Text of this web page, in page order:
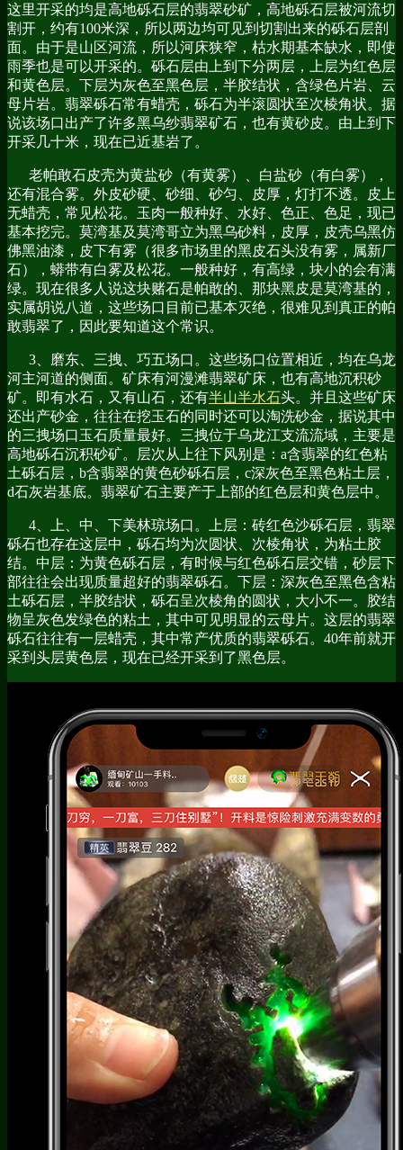
这里开采的均是高地砾石层的翡翠砂矿，高地砾石层被河流切
割开，约有100米深，所以两边均可见到切割出来的砾石层剖
面。由于是山区河流，所以河床狭窄，枯水期基本缺水，即使
雨季也是可以开采的。砾石层由上到下分两层，上层为红色层
和黄色层。下层为灰色至黑色层，半胶结状，含绿色片岩、云
母片岩。翡翠砾石常有蜡壳，砾石为半滚圆状至次棱角状。据
说该场口出产了许多黑乌纱翡翠矿石，也有黄砂皮。由上到下
开采几十米，现在已近基岩了。
老帕敢石皮壳为黄盐砂（有黄雾）、白盐砂（有白雾），
还有混合雾。外皮砂硬、砂细、砂匀、皮厚，灯打不透。皮上
无蜡壳，常见松花。玉肉一般种好、水好、色正、色足，现已
基本挖完。莫湾基及莫湾哥立为黑乌砂料，皮厚，皮壳乌黑仿
佛黑油漆，皮下有雾（很多市场里的黑皮石头没有雾，属新厂
石），蟒带有白雾及松花。一般种好，有高绿，块小的会有满
绿。现在很多人说这块赌石是帕敢的、那块黑皮是莫湾基的，
实属胡说八道，这些场口目前已基本灭绝，很难见到真正的帕
敢翡翠了，因此要知道这个常识。
3、磨东、三拽、巧五场口。这些场口位置相近，均在乌龙
河主河道的侧面。矿床有河漫滩翡翠矿床，也有高地沉积砂
矿。即有水石，又有山石，还有半山半水石头。并且这些矿床
还出产砂金，往往在挖玉石的同时还可以淘洗砂金，据说其中
的三拽场口玉石质量最好。三拽位于乌龙江支流流域，主要是
高地砾石沉积砂矿。层次从上往下风别是：a含翡翠的红色粘
土砾石层，b含翡翠的黄色砂砾石层，c深灰色至黑色粘土层，
d石灰岩基底。翡翠矿石主要产于上部的红色层和黄色层中。
4、上、中、下美林琼场口。上层：砖红色沙砾石层，翡翠
砾石也存在这层中，砾石均为次圆状、次棱角状，为粘土胶
结。中层：为黄色砾石层，有时候与红色砾石层交错，砂层下
部往往会出现质量超好的翡翠砾石。下层：深灰色至黑色含粘
土砾石层，半胶结状，砾石呈次棱角的圆状，大小不一。胶结
物呈灰色发绿色的粘土，其中可见明显的云母片。这层的翡翠
砾石往往有一层蜡壳，其中常产优质的翡翠砾石。40年前就开
采到头层黄色层，现在已经开采到了黑色层。